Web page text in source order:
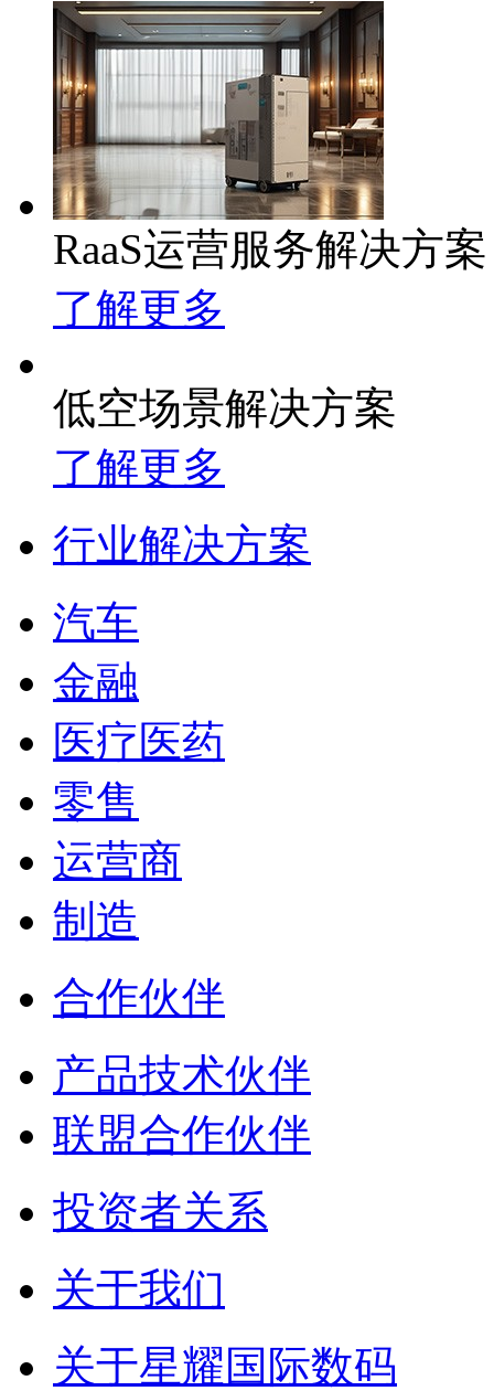
RaaS运营服务解决方案
了解更多
低空场景解决方案
了解更多
行业解决方案
汽车
金融
医疗医药
零售
运营商
制造
合作伙伴
产品技术伙伴
联盟合作伙伴
投资者关系
关于我们
关于星耀国际数码